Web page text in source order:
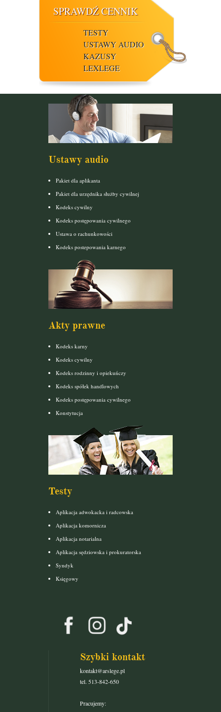
SPRAWDŹ CENNIK
TESTY
USTAWY AUDIO
KAZUSY
LEXLEGE
Ustawy audio
Pakiet dla aplikanta
Pakiet dla urzędnika służby cywilnej
Kodeks cywilny
Kodeks postępowania cywilnego
Ustawa o rachunkowości
Kodeks postepowania karnego
Akty prawne
Kodeks karny
Kodeks cywilny
Kodeks rodzinny i opiekuńczy
Kodeks spółek handlowych
Kodeks postępowania cywilnego
Konstytucja
Testy
Aplikacja adwokacka i radcowska
Aplikacja komornicza
Aplikacja notarialna
Aplikacja sędziowska i prokuratorska
Syndyk
Księgowy
Szybki kontakt
kontakt@arslege.pl
tel. 513-842-650
Pracujemy: